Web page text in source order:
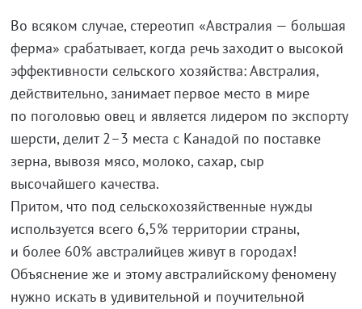
Во всяком случае, стереотип «Австралия — большая
ферма» срабатывает, когда речь заходит о высокой
эффективности сельского хозяйства: Австралия,
действительно, занимает первое место в мире
по поголовью овец и является лидером по экспорту
шерсти, делит 2–3 места с Канадой по поставке
зерна, вывозя мясо, молоко, сахар, сыр
высочайшего качества.
Притом, что под сельскохозяйственные нужды
используется всего 6,5% территории страны,
и более 60% австралийцев живут в городах!
Объяснение же и этому австралийскому феномену
нужно искать в удивительной и поучительной